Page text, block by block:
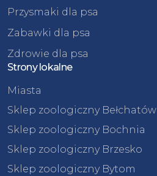
Przysmaki dla psa
Zabawki dla psa
Zdrowie dla psa
Strony lokalne
Miasta
Sklep zoologiczny Bełchatów
Sklep zoologiczny Bochnia
Sklep zoologiczny Brzesko
Sklep zoologiczny Bytom